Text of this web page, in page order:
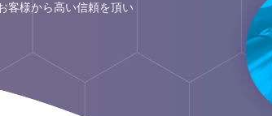
客様から高い信頼を頂い